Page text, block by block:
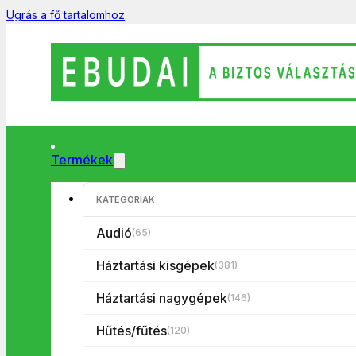
Ugrás a fő tartalomhoz
Termékek
KATEGÓRIÁK
Audió(65)
Háztartási kisgépek(381)
Háztartási nagygépek(146)
Hűtés/fűtés(120)
Főoldal/Audió/Fülhallgató/fejhallgató/Gembird MHS-002